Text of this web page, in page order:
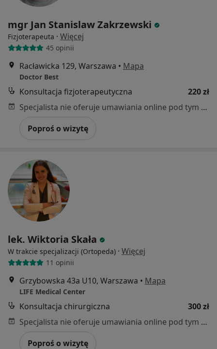
mgr Jan Stanislaw Zakrzewski
Fizjoterapeuta · Więcej
45 opinii
Racławicka 129, Warszawa • Mapa
Doctor Best
Konsultacja fizjoterapeutyczna
220 zł
Specjalista nie oferuje umawiania online pod tym adresem.
Poproś o wizytę
lek. Wiktoria Skała
W trakcie specjalizacji (Ortopeda) · Więcej
11 opinii
Grzybowska 43a U10, Warszawa • Mapa
LIFE Medical Center
Konsultacja chirurgiczna
300 zł
Specjalista nie oferuje umawiania online pod tym adresem.
Poproś o wizytę